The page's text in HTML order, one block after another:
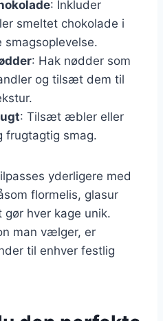
: Inkluder
smeltet chokolade i
smagsoplevelse.
: Hak nødder som
og tilsæt dem til
: Tilsæt æbler eller
smag.
yderligere med
flormelis, glasur
hver kage unik.
man vælger, er
til enhver festlig